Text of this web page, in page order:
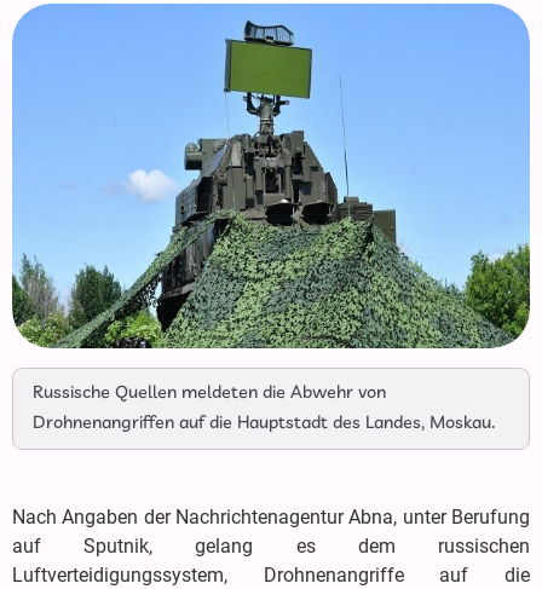
Russische Quellen meldeten die Abwehr von
Drohnenangriffen auf die Hauptstadt des Landes, Moskau.
Nach Angaben der Nachrichtenagentur Abna, unter Berufung
auf Sputnik, gelang es dem russischen
Luftverteidigungssystem, Drohnenangriffe auf die